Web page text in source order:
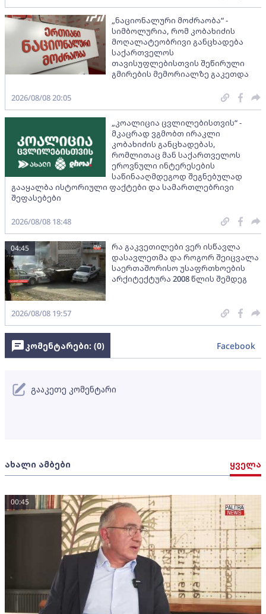
„ნაციონალური მოძრაობა“ -
სიმბოლურია, რომ კობახიძის
მოღალატეობრივი განცხადება
საქართველოს
თავისუფლებისთვის შეწირული
გმირების მემორიალზე გაკეთდა
2026/08/08 20:05
„კოალიცია ცვლილებისთვის“ -
მკაცრად ვგმობთ ირაკლი
კობახიძის განცხადებას,
რომლითაც მან საქართველოს
ეროვნული ინტერესების
საწინააღმდეგოდ შეგნებულად
გააყალბა ისტორიული ფაქტები და სამართლებრივი
შეფასებები
2026/08/08 18:48
რა გაკვეთილები ვერ ისწავლა
დასავლეთმა და როგორ შეიცვალა
საერთაშორისო უსაფრთხოების
არქიტექტურა 2008 წლის შემდეგ
04:45
2026/08/08 19:57
ახალი ამბები ყველა
00:45
კომენტარები: (0) Facebook
გააკეთე კომენტარი